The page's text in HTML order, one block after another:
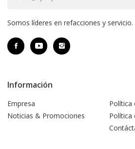
Somos líderes en refacciones y servicio.
Información
Empresa
Noticias & Promociones
Política
Política